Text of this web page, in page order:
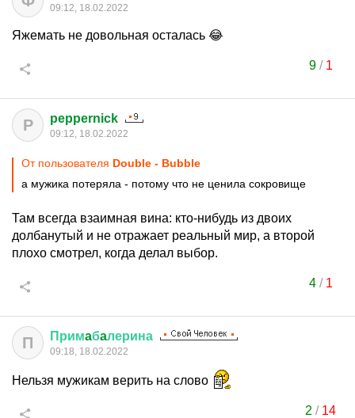
09:12, 18.02.2022
Яжемать не довольная осталась 😂
9/ 1
P peppernick
09:12, 18.02.2022
От пользователя Double - Bubble
а мужика потеряла - потому что не ценила сокровище
Там всегда взаимная вина: кто-нибудь из двоих
долбанутый и не отражает реальный мир, а второй
плохо смотрел, когда делал выбор.
4/ 1
П Примaбaлерина
09:18, 18.02.2022
Нельзя мужикам верить на слово
2 / 14